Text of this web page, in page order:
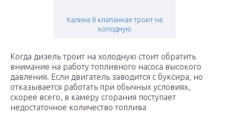
Калина 8 клапанная троит на
холодную
Когда дизель троит на холодную стоит обратить
внимание на работу топливного насоса высокого
давления. Если двигатель заводится с буксира, но
отказывается работать при обычных условиях,
скорее всего, в камеру сгорания поступает
недостаточное количество топлива